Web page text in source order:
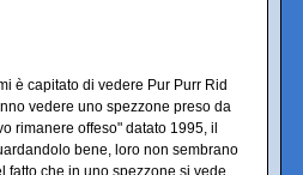
è capitato di vedere Pur Purr Rid
vedere uno spezzone preso da
rimanere offeso" datato 1995, il
bene, loro non sembrano
fatto che in uno spezzone si vede